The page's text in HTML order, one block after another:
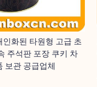
인화된 타원형 고급 초
주석판 포장 쿠키 차
보관 공급업체